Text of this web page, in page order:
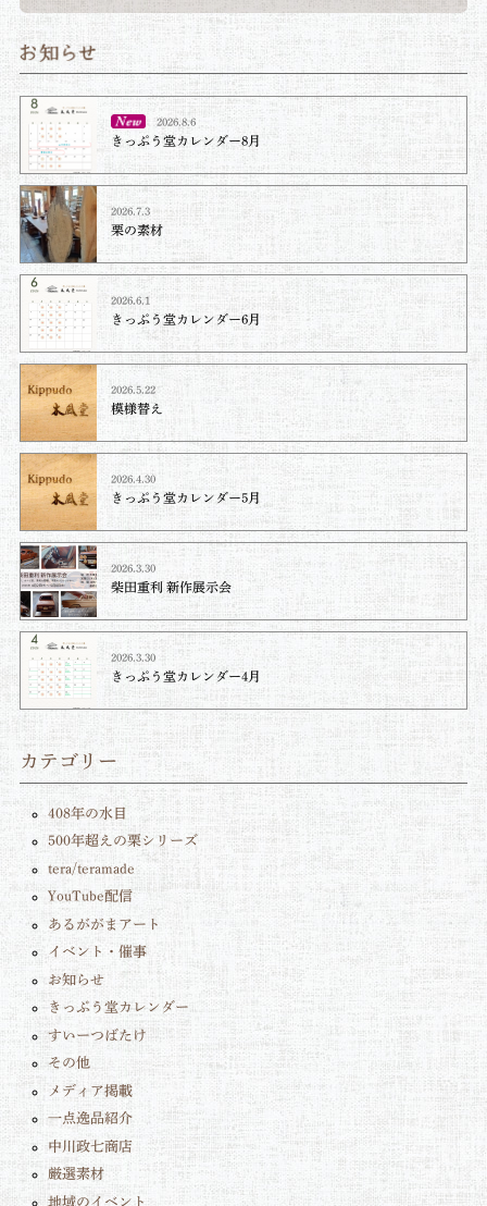
2026.8.6
きっぷう堂カレンダー8月
2026.7.3
栗の素材
2026.6.1
きっぷう堂カレンダー6月
2026.5.22
模様替え
2026.4.30
きっぷう堂カレンダー5月
2026.3.30
柴田重利 新作展示会
2026.3.30
きっぷう堂カレンダー4月
カテゴリー
408年の水目
500年超えの栗シリーズ
tera/teramade
YouTube配信
あるががまアート
イベント・催事
お知らせ
きっぷう堂カレンダー
すいーつばたけ
その他
メディア掲載
一点逸品紹介
中川政七商店
厳選素材
地域のイベント